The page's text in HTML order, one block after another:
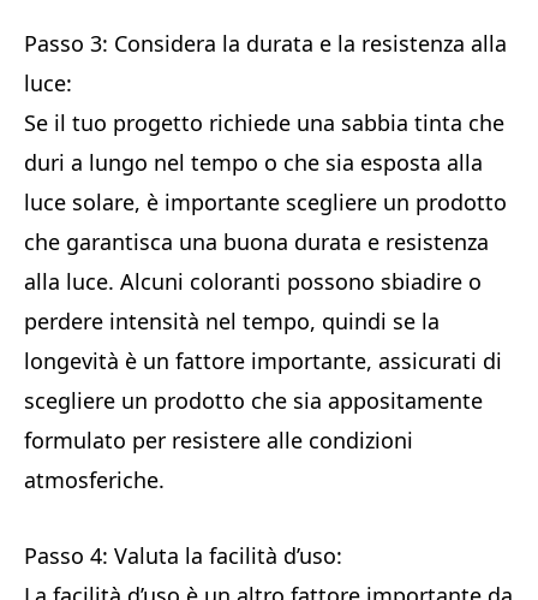
Passo 3: Considera la durata e la resistenza alla
luce:
Se il tuo progetto richiede una sabbia tinta che
duri a lungo nel tempo o che sia esposta alla
luce solare, è importante scegliere un prodotto
che garantisca una buona durata e resistenza
alla luce. Alcuni coloranti possono sbiadire o
perdere intensità nel tempo, quindi se la
longevità è un fattore importante, assicurati di
scegliere un prodotto che sia appositamente
formulato per resistere alle condizioni
atmosferiche.
Passo 4: Valuta la facilità d’uso: